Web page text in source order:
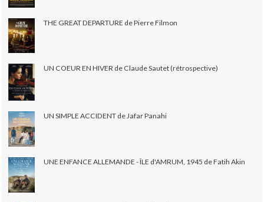
THE GREAT DEPARTURE de Pierre Filmon
UN COEUR EN HIVER de Claude Sautet (rétrospective)
UN SIMPLE ACCIDENT de Jafar Panahi
UNE ENFANCE ALLEMANDE - ÎLE d'AMRUM, 1945 de Fatih Akin